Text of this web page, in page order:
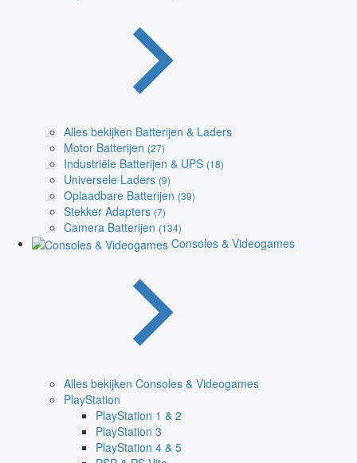
Alles bekijken Batterijen & Laders
Motor Batterijen (27)
Industriële Batterijen & UPS (18)
Universele Laders (9)
Oplaadbare Batterijen (39)
Stekker Adapters (7)
Camera Batterijen (134)
Consoles & Videogames
Alles bekijken Consoles & Videogames
PlayStation
PlayStation 1 & 2
PlayStation 3
PlayStation 4 & 5